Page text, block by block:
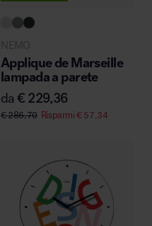
NEMO
Applique de Marseille
lampada a parete
da€ 229,36
€286,70 Risparmi€57,34